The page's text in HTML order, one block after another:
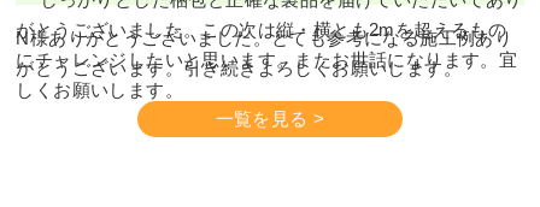
がとうございました。この次は縦・横とも2mを超えるもの
にチャレンジしたいと思います。またお世話になります。宜
しくお願いします。
N様ありがとうございました。とても参考になる施工例あり
がとうございます。引き続きよろしくお願いします。
一覧を見る >